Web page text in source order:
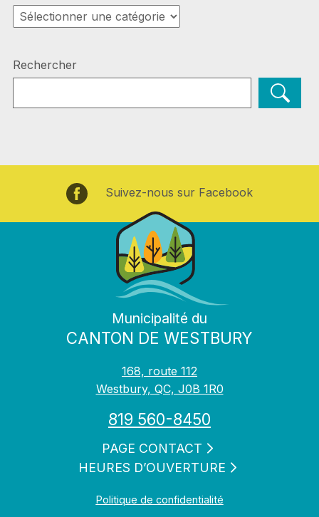
Catégories
Rechercher
Suivez-nous sur Facebook
Municipalité du
CANTON DE WESTBURY
168, route 112
Westbury, QC, J0B 1R0
819 560-8450
PAGE CONTACT
HEURES D’OUVERTURE
Politique de confidentialité